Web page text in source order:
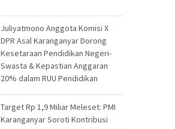
Juliyatmono Anggota Komisi X
DPR Asal Karanganyar Dorong
Kesetaraan Pendidikan Negeri-
Swasta & Kepastian Anggaran
20% dalam RUU Pendidikan
Target Rp 1,9 Miliar Meleset: PMI
Karanganyar Soroti Kontribusi